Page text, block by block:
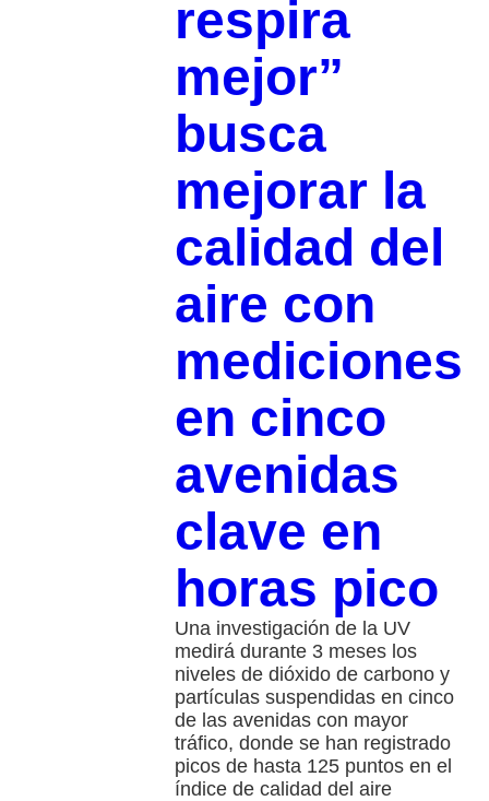
respira
mejor”
busca
mejorar la
calidad del
aire con
mediciones
en cinco
avenidas
clave en
horas pico
Una investigación de la UV
medirá durante 3 meses los
niveles de dióxido de carbono y
partículas suspendidas en cinco
de las avenidas con mayor
tráfico, donde se han registrado
picos de hasta 125 puntos en el
índice de calidad del aire